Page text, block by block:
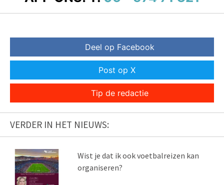
Deel op Facebook
Post op X
Tip de redactie
VERDER IN HET NIEUWS:
Wist je dat ik ook voetbalreizen kan
organiseren?